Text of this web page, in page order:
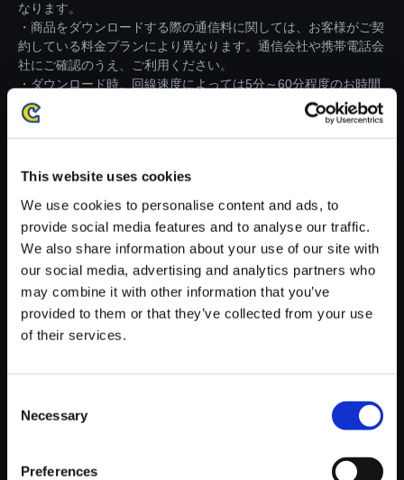
This website uses cookies
We use cookies to personalise content and ads, to
provide social media features and to analyse our traffic.
We also share information about your use of our site with
our social media, advertising and analytics partners who
may combine it with other information that you’ve
provided to them or that they’ve collected from your use
of their services.
Selection
Necessary
Preferences
なります。
・商品をダウンロードする際の通信料に関しては、お客様がご契
約している料金プランにより異なります。通信会社や携帯電話会
社にご確認のうえ、ご利用ください。
・ダウンロード時、回線速度によっては5分～60分程度のお時間
がかかる場合がございます。
※ご購入いただいたファイルのダウンロードの際には、通信環境
が安定しているWifi環境でお試しください。
【単曲】逆転裁判 蘇る逆転 オリ
ジナル・サウンドトラック タイ
ホくん ～守ってあげたい